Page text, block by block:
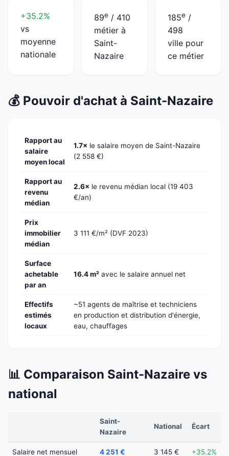
+35.2%
vs
moyenne
nationale
89e / 410
métier à
Saint-
Nazaire
185e /
498
ville pour
ce métier
💰 Pouvoir d'achat à Saint-Nazaire
Rapport au
salaire
moyen local
1.7× le salaire moyen de Saint-Nazaire
(2 558 €)
Rapport au
revenu
médian
2.6× le revenu médian local (19 403
€/an)
Prix
immobilier
médian
3 111 €/m² (DVF 2023)
Surface
achetable
par an
16.4 m² avec le salaire annuel net
Effectifs
estimés
locaux
~51 agents de maîtrise et techniciens
en production et distribution d'énergie,
eau, chauffages
📊 Comparaison Saint-Nazaire vs
national
Saint-
Nazaire
National Écart
Salaire net mensuel 4 251 € 3 145 € +35.2%